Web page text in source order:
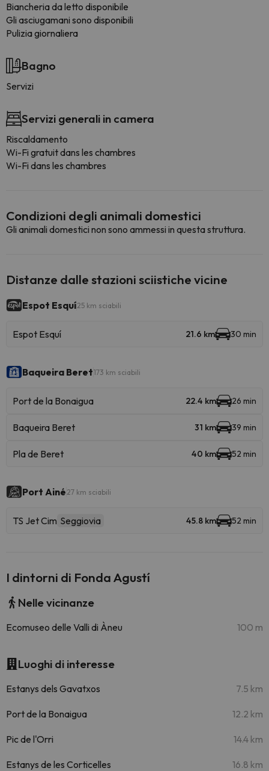
Biancheria da letto disponibile
Gli asciugamani sono disponibili
Pulizia giornaliera
Bagno
Servizi
Servizi generali in camera
Riscaldamento
Wi-Fi gratuit dans les chambres
Wi-Fi dans les chambres
Condizioni degli animali domestici
Gli animali domestici non sono ammessi in questa struttura.
Distanze dalle stazioni sciistiche vicine
Espot Esquí25 km sciabili
Espot Esquí 21.6 km 30 min
Baqueira Beret173 km sciabili
Port de la Bonaigua 22.4 km 26 min
Baqueira Beret 31 km 39 min
Pla de Beret 40 km 52 min
Port Ainé 27 km sciabili
TS Jet Cim Seggiovia 45.8 km 52 min
I dintorni di Fonda Agustí
Nelle vicinanze
Ecomuseo delle Valli di Àneu 100 m
Luoghi di interesse
Estanys dels Gavatxos 7.5 km
Port de la Bonaigua 12.2 km
Pic de l'Orri 14.4 km
Estanys de les Corticelles 16.8 km